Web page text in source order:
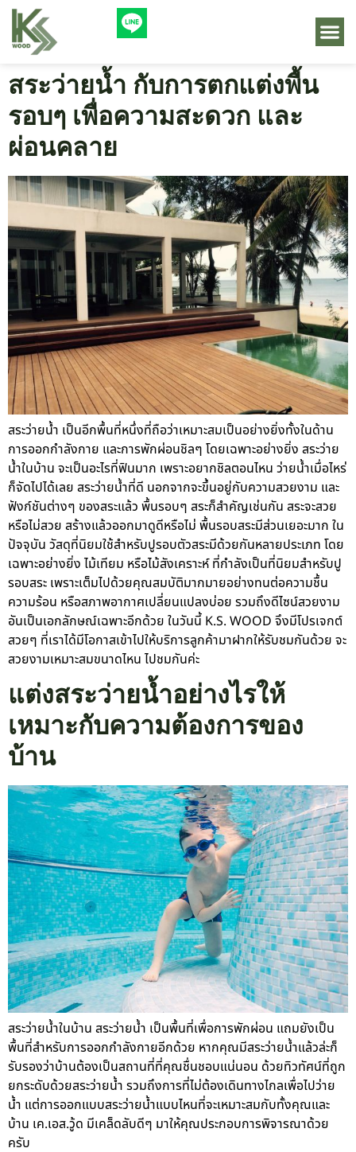
สระว่ายน้ำ กับการตกแต่งพื้น
รอบๆ เพื่อความสะดวก และ
ผ่อนคลาย
สระว่ายน้ำ เป็นอีกพื้นที่หนึ่งที่ถือว่าเหมาะสมเป็นอย่างยิ่งทั้งในด้าน
การออกกำลังกาย และการพักผ่อนชิลๆ โดยเฉพาะอย่างยิ่ง สระว่าย
น้ำในบ้าน จะเป็นอะไรที่ฟินมาก เพราะอยากชิลตอนไหน ว่ายน้ำเมื่อไหร่
ก็จัดไปได้เลย สระว่ายน้ำที่ดี นอกจากจะขึ้นอยู่กับความสวยงาม และ
ฟังก์ชันต่างๆ ของสระแล้ว พื้นรอบๆ สระก็สำคัญเช่นกัน สระจะสวย
หรือไม่สวย สร้างแล้วออกมาดูดีหรือไม่ พื้นรอบสระมีส่วนเยอะมาก ใน
ปัจจุบัน วัสดุที่นิยมใช้สำหรับปูรอบตัวสระมีด้วยกันหลายประเภท โดย
เฉพาะอย่างยิ่ง ไม้เทียม หรือไม้สังเคราะห์ ที่กำลังเป็นที่นิยมสำหรับปู
รอบสระ เพราะเต็มไปด้วยคุณสมบัติมากมายอย่างทนต่อความชื้น
ความร้อน หรือสภาพอากาศเปลี่ยนแปลงบ่อย รวมถึงดีไซน์สวยงาม
อันเป็นเอกลักษณ์เฉพาะอีกด้วย ในวันนี้ K.S. WOOD จึงมีโปรเจกต์
สวยๆ ที่เราได้มีโอกาสเข้าไปให้บริการลูกค้ามาฝากให้รับชมกันด้วย จะ
สวยงามเหมาะสมขนาดไหน ไปชมกันค่ะ
แต่งสระว่ายน้ำอย่างไรให้
เหมาะกับความต้องการของ
บ้าน
สระว่ายน้ำในบ้าน สระว่ายน้ำ เป็นพื้นที่เพื่อการพักผ่อน แถมยังเป็น
พื้นที่สำหรับการออกกำลังกายอีกด้วย หากคุณมีสระว่ายน้ำแล้วล่ะก็
รับรองว่าบ้านต้องเป็นสถานที่ที่คุณชื่นชอบแน่นอน ด้วยทิวทัศน์ที่ถูก
ยกระดับด้วยสระว่ายน้ำ รวมถึงการที่ไม่ต้องเดินทางไกลเพื่อไปว่าย
น้ำ แต่การออกแบบสระว่ายน้ำแบบไหนที่จะเหมาะสมกับทั้งคุณและ
บ้าน เค.เอส.วู้ด มีเคล็ดลับดีๆ มาให้คุณประกอบการพิจารณาด้วย
ครับ